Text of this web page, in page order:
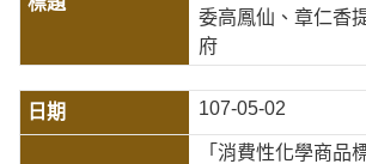
委高鳳仙、章仁香
府
107-05-02
「消費性化學商品